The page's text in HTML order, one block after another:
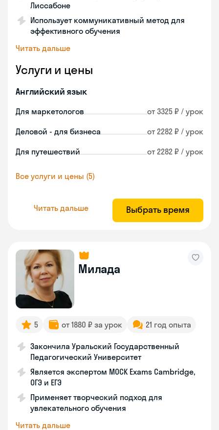
Лиссабоне
Использует коммуникативный метод для
эффективного обучения
Читать дальше
Услуги и цены
Английский язык
Для маркетологов от 3325 ₽ / урок
Деловой - для бизнеса от 2282 ₽ / урок
Для путешествий от 2282 ₽ / урок
Все услуги и цены (5)
Читать дальше Выбрать время
Милада
5 от 1880 ₽ за урок 21 год опыта
Закончила Уральский Государственный
Педагогический Университет
Является экспертом MOCK Exams Cambridge,
ОГЭ и ЕГЭ
Применяет творческий подход для
увлекательного обучения
Читать дальше